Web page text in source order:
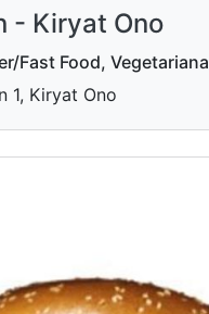
- Kiryat Ono
Fast Food, Vegetariana
1, Kiryat Ono